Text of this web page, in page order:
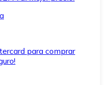
para comprar